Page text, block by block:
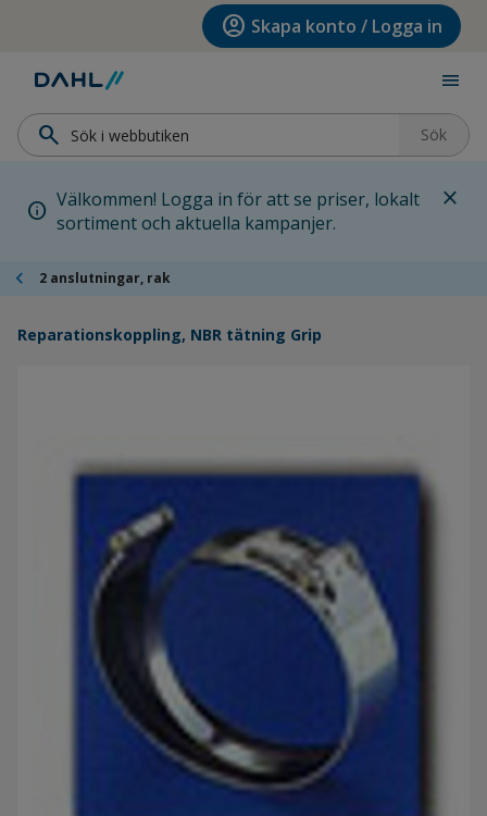
Hoppa till huvudinnehållet account_circle Skapa konto / Logga in
menu
search Sök
info Välkommen! Logga in för att se priser, lokalt
sortiment och aktuella kampanjer.
close
chevron_left 2 anslutningar, rak
Reparationskoppling, NBR tätning Grip